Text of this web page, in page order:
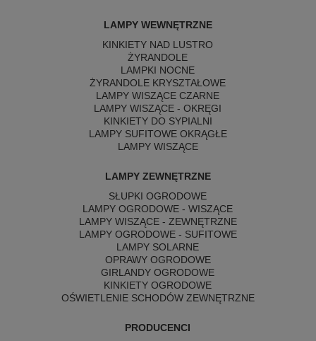
LAMPY WEWNĘTRZNE
KINKIETY NAD LUSTRO
ŻYRANDOLE
LAMPKI NOCNE
ŻYRANDOLE KRYSZTAŁOWE
LAMPY WISZĄCE CZARNE
LAMPY WISZĄCE - OKRĘGI
KINKIETY DO SYPIALNI
LAMPY SUFITOWE OKRĄGŁE
LAMPY WISZĄCE
LAMPY ZEWNĘTRZNE
SŁUPKI OGRODOWE
LAMPY OGRODOWE - WISZĄCE
LAMPY WISZĄCE - ZEWNĘTRZNE
LAMPY OGRODOWE - SUFITOWE
LAMPY SOLARNE
OPRAWY OGRODOWE
GIRLANDY OGRODOWE
KINKIETY OGRODOWE
OŚWIETLENIE SCHODÓW ZEWNĘTRZNE
PRODUCENCI